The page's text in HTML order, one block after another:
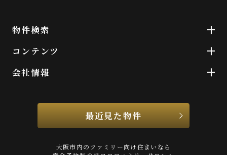
物件検索
コンテンツ
会社情報
最近見た物件
大阪市内のファミリー向け住まいなら